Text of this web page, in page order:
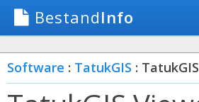
BestandInfo
Software : TatukGIS :